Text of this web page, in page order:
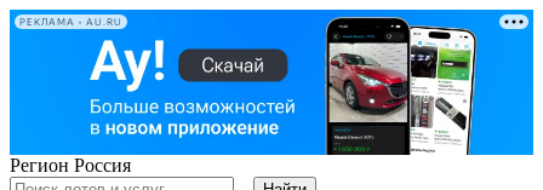
РЕКЛАМА • AU.RU
Регион Россия